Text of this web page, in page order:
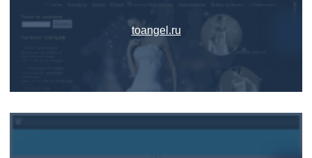
toangel.ru